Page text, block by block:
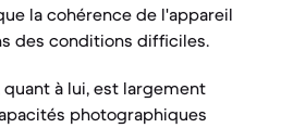
la cohérence de l'appareil
des conditions difficiles.
quant à lui, est largement
photographiques